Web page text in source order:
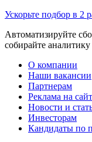
Ускорьте подбор в 2
Автоматизируйте
собирайте
О компании
Наши вакансии
Партнерам
Реклама на
Новости и
Инвесторам
Кандидаты по